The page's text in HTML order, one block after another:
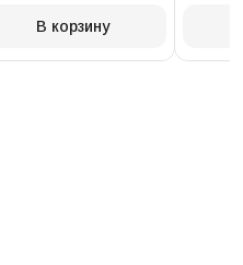
В корзину